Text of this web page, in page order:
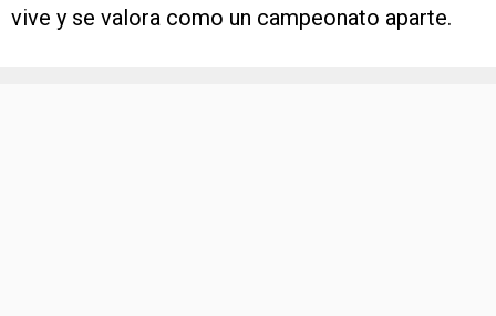
vive y se valora como un campeonato aparte.